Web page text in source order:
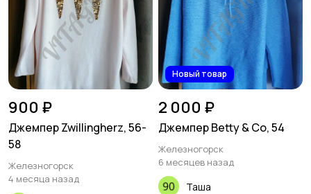
900 ₽
Джемпер Zwillingherz, 56-
58
Железногорск
4 месяца назад
Новый товар
2 000 ₽
Джемпер Betty & Co, 54
Железногорск
6 месяцев назад
Таша